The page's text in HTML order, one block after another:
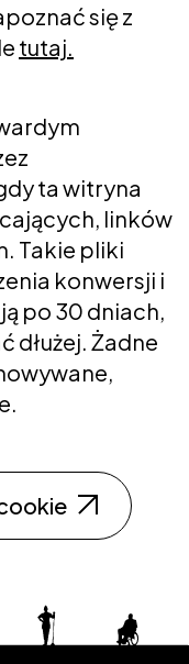
się z
tutaj.
ta witryna
linków
Takie pliki
konwersji i
po 30 dniach,
dłużej. Żadne